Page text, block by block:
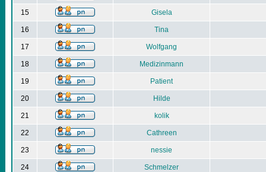
15 Gisela
16 Tina
17 Wolfgang
18 Medizinmann
19 Patient
20 Hilde
21 kolik
22 Cathreen
23 nessie
24 Schmelzer